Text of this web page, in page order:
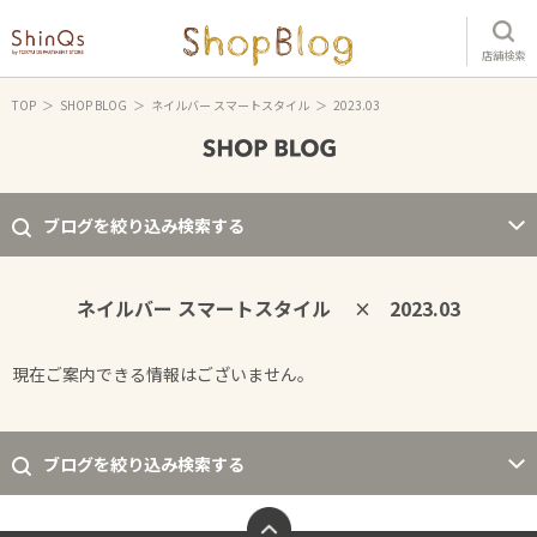
店舗検索
TOP SHOP BLOG ネイルバー スマートスタイル 2023.03
ブログを絞り込み検索する
ネイルバー スマートスタイル × 2023.03
現在ご案内できる情報はございません。
ブログを絞り込み検索する